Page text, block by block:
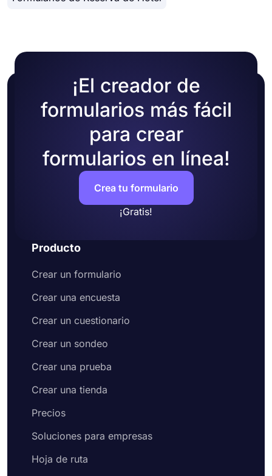
¡El creador de
formularios más fácil
para crear
formularios en línea!
Crea tu formulario
¡Gratis!
Producto
Crear un formulario
Crear una encuesta
Crear un cuestionario
Crear un sondeo
Crear una prueba
Crear una tienda
Precios
Soluciones para empresas
Hoja de ruta